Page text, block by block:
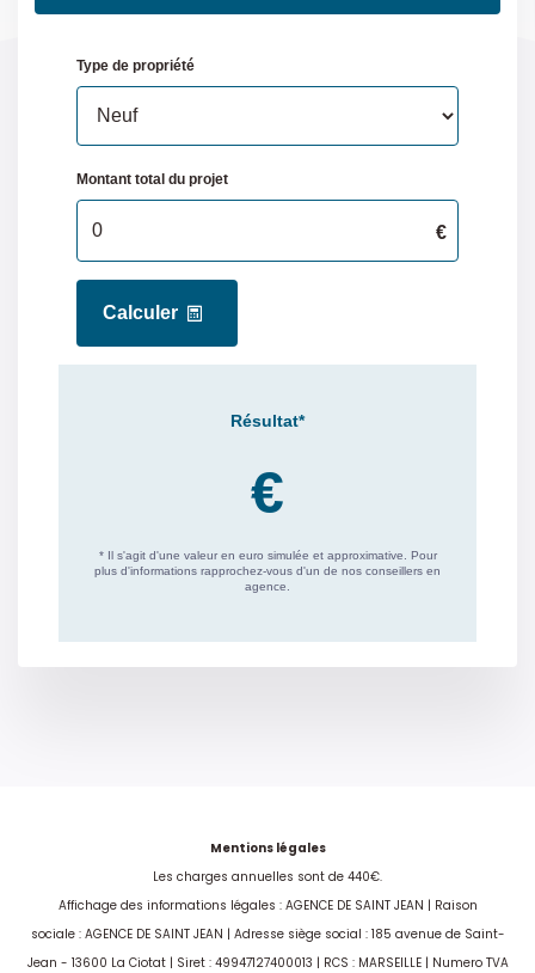
Mentions légales
Les charges annuelles sont de 440€.
Affichage des informations légales : AGENCE DE SAINT JEAN | Raison
sociale : AGENCE DE SAINT JEAN | Adresse siège social : 185 avenue de Saint-
Jean - 13600 La Ciotat | Siret : 49947127400013 | RCS : MARSEILLE | Numero TVA